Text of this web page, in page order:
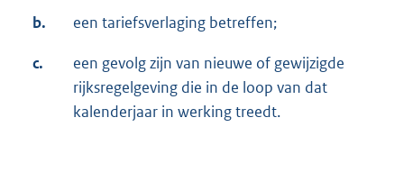
b. een tariefsverlaging betreffen;
c.
een gevolg zijn van nieuwe of gewijzigde
rijksregelgeving die in de loop van dat
kalenderjaar in werking treedt.